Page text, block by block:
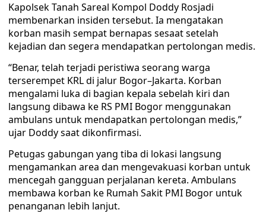
Kapolsek Tanah Sareal Kompol Doddy Rosjadi
membenarkan insiden tersebut. Ia mengatakan
korban masih sempat bernapas sesaat setelah
kejadian dan segera mendapatkan pertolongan medis.
“Benar, telah terjadi peristiwa seorang warga
terserempet KRL di jalur Bogor–Jakarta. Korban
mengalami luka di bagian kepala sebelah kiri dan
langsung dibawa ke RS PMI Bogor menggunakan
ambulans untuk mendapatkan pertolongan medis,”
ujar Doddy saat dikonfirmasi.
Petugas gabungan yang tiba di lokasi langsung
mengamankan area dan mengevakuasi korban untuk
mencegah gangguan perjalanan kereta. Ambulans
membawa korban ke Rumah Sakit PMI Bogor untuk
penanganan lebih lanjut.